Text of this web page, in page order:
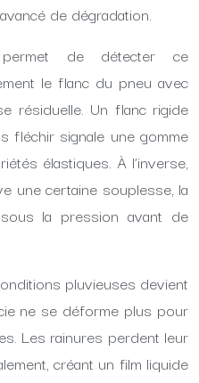
de dégradation.
de détecter ce
le flanc du pneu avec
résiduelle. Un flanc rigide
fléchir signale une gomme
élastiques. À l’inverse,
une certaine souplesse, la
la pression avant de
pluvieuses devient
ne se déforme plus pour
Les rainures perdent leur
créant un film liquide